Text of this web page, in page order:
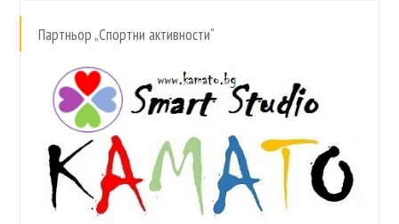
Партньор „Спортни активности“